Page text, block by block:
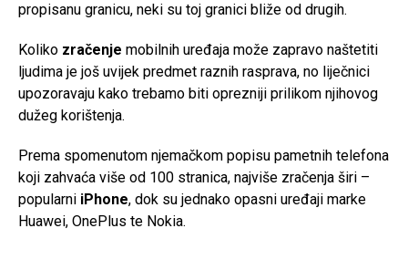
propisanu granicu, neki su toj granici bliže od drugih.
Koliko zračenje mobilnih uređaja može zapravo naštetiti
ljudima je još uvijek predmet raznih rasprava, no liječnici
upozoravaju kako trebamo biti oprezniji prilikom njihovog
dužeg korištenja.
Prema spomenutom njemačkom popisu pametnih telefona
koji zahvaća više od 100 stranica, najviše zračenja širi –
popularni iPhone, dok su jednako opasni uređaji marke
Huawei, OnePlus te Nokia.